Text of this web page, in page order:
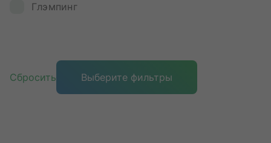
Глэмпинг
Сбросить Выберите фильтры